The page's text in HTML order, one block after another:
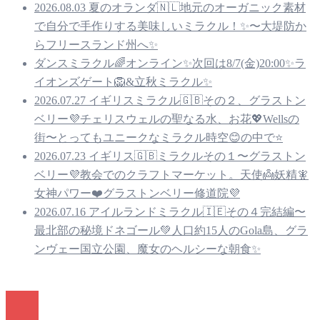
2026.08.03 夏のオランダ🇳🇱地元のオーガニック素材
で自分で手作りする美味しいミラクル！✨〜大堤防か
らフリースランド州へ✨
ダンスミラクル🌈オンライン✨次回は8/7(金)20:00✨ラ
イオンズゲート🦁&立秋ミラクル✨
2026.07.27 イギリスミラクル🇬🇧その２、グラストン
ベリー💜チェリスウェルの聖なる水、お花💖Wellsの
街〜とってもユニークなミラクル時空😊の中で⭐️
2026.07.23 イギリス🇬🇧ミラクルその１〜グラストン
ベリー💜教会でのクラフトマーケット。天使👼妖精🧚
女神パワー❤️グラストンベリー修道院💜
2026.07.16 アイルランドミラクル🇮🇪その４完結編〜
最北部の秘境ドネゴール💚人口約15人のGola島、グラ
ンヴェー国立公園、魔女のヘルシーな朝食✨